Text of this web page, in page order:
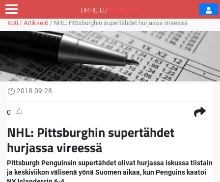
Koti / Artikkelit / NHL: Pittsburghin supertähdet hurjassa vireessä
2018-09-28
0
NHL: Pittsburghin supertähdet
hurjassa vireessä
Pittsburgh Penguinsin supertähdet olivat hurjassa iskussa tiistain
ja keskiviikon välisenä yönä Suomen aikaa, kun Penguins kaatoi